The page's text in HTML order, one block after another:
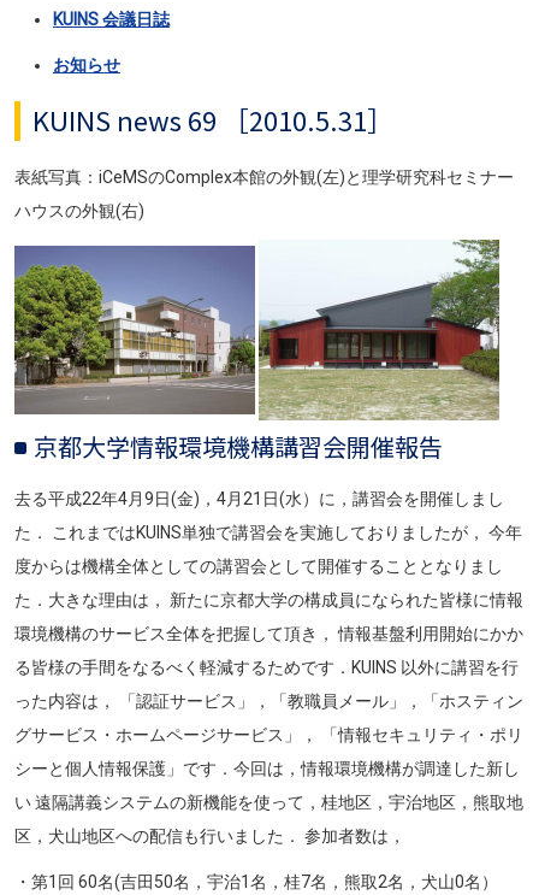
KUINS 会議日誌
お知らせ
KUINS news 69 ［2010.5.31］
表紙写真：iCeMSのComplex本館の外観(左)と理学研究科セミナー
ハウスの外観(右)
画像
京都大学情報環境機構講習会開催報告
去る平成22年4月9日(金)，4月21日(水）に，講習会を開催しまし
た． これまではKUINS単独で講習会を実施しておりましたが， 今年
度からは機構全体としての講習会として開催することとなりまし
た．大きな理由は， 新たに京都大学の構成員になられた皆様に情報
環境機構のサービス全体を把握して頂き， 情報基盤利用開始にかか
る皆様の手間をなるべく軽減するためです．KUINS 以外に講習を行
った内容は， 「認証サービス」，「教職員メール」，「ホスティン
グサービス・ホームページサービス」， 「情報セキュリティ・ポリ
シーと個人情報保護」です．今回は，情報環境機構が調達した新し
い 遠隔講義システムの新機能を使って，桂地区，宇治地区，熊取地
区，犬山地区への配信も行いました． 参加者数は，
・第1回 60名(吉田50名，宇治1名，桂7名，熊取2名，犬山0名）